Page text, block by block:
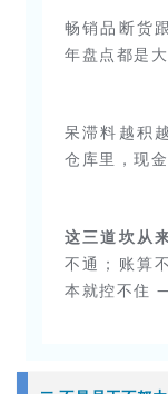
畅销品断货
年盘点都是
呆滞料越积
仓库里，现
这三道坎从
不通；账算
本就控不住